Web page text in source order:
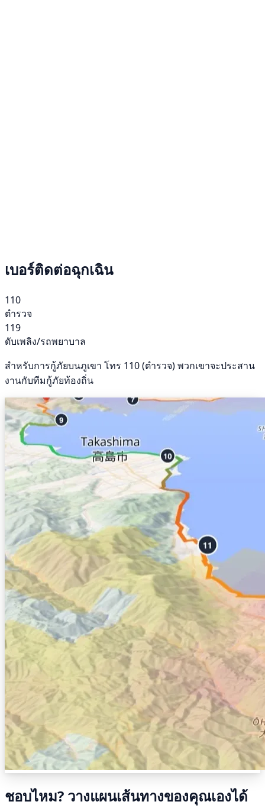
เบอร์ติดต่อฉุกเฉิน
110
ตำรวจ
119
ดับเพลิง/รถพยาบาล
สำหรับการกู้ภัยบนภูเขา โทร 110 (ตำรวจ) พวกเขาจะประสาน
งานกับทีมกู้ภัยท้องถิ่น
ชอบไหม? วางแผนเส้นทางของคุณเองได้